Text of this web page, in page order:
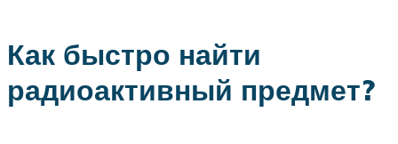
Как быстро найти
радиоактивный предмет?